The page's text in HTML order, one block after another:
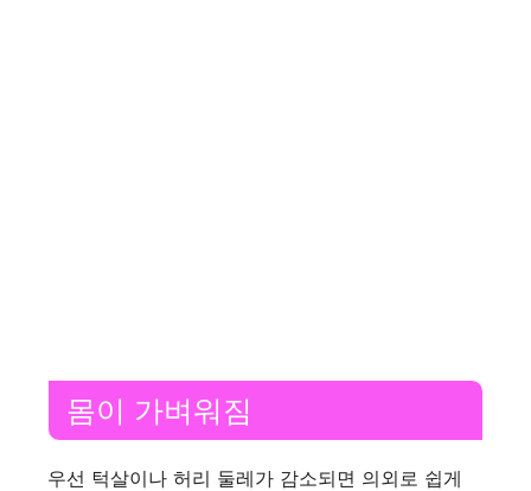
몸이 가벼워짐
우선 턱살이나 허리 둘레가 감소되면 의외로 쉽게